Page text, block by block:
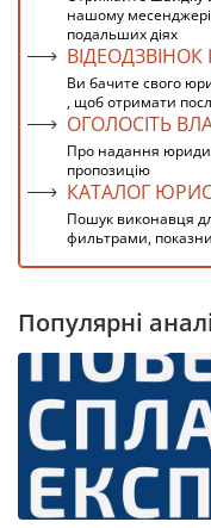
нашому
подальших діях
Ви бачите свого
, щоб отримати
ОГОЛОСІТЬ
Про надання
пропозицію
КАТАЛОГ
Пошук виконавця
фильтрами,
Популярні